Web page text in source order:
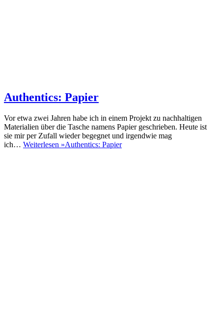
Authentics: Papier
Vor etwa zwei Jahren habe ich in einem Projekt zu nachhaltigen
Materialien über die Tasche namens Papier geschrieben. Heute ist
sie mir per Zufall wieder begegnet und irgendwie mag
ich… Weiterlesen »Authentics: Papier